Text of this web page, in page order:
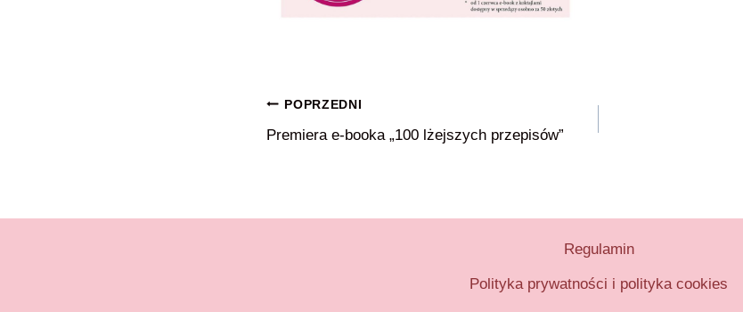
Nawigacja
wpisu
POPRZEDNI
Premiera e-booka „100 lżejszych przepisów”
Regulamin
Polityka prywatności i polityka cookies